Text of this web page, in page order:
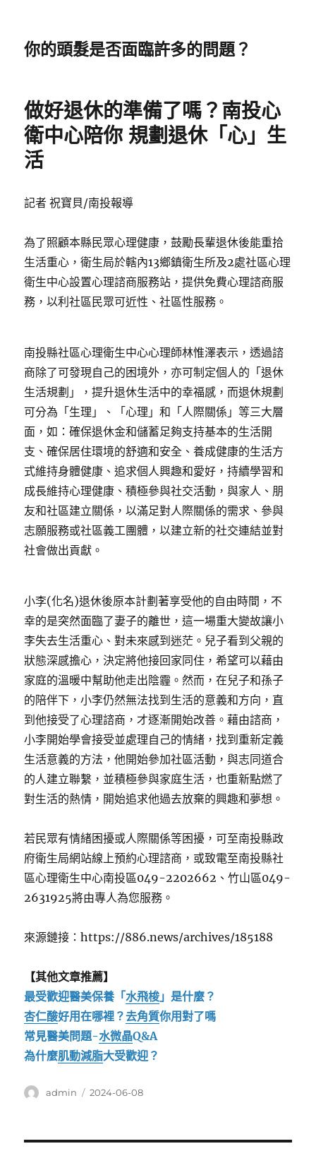
你的頭髮是否面臨許多的問題？
做好退休的準備了嗎？南投心
衛中心陪你 規劃退休「心」生
活
記者 祝寶貝/南投報導
為了照顧本縣民眾心理健康，鼓勵長輩退休後能重拾
生活重心，衛生局於轄內13鄉鎮衛生所及2處社區心理
衛生中心設置心理諮商服務站，提供免費心理諮商服
務，以利社區民眾可近性、社區性服務。
南投縣社區心理衛生中心心理師林惟澤表示，透過諮
商除了可發現自己的困境外，亦可制定個人的「退休
生活規劃」，提升退休生活中的幸福感，而退休規劃
可分為「生理」、「心理」和「人際關係」等三大層
面，如：確保退休金和儲蓄足夠支持基本的生活開
支、確保居住環境的舒適和安全、養成健康的生活方
式維持身體健康、追求個人興趣和愛好，持續學習和
成長維持心理健康、積極參與社交活動，與家人、朋
友和社區建立關係，以滿足對人際關係的需求、參與
志願服務或社區義工團體，以建立新的社交連結並對
社會做出貢獻。
小李(化名)退休後原本計劃著享受他的自由時間，不
幸的是突然面臨了妻子的離世，這一場重大變故讓小
李失去生活重心、對未來感到迷茫。兒子看到父親的
狀態深感擔心，決定將他接回家同住，希望可以藉由
家庭的溫暖中幫助他走出陰霾。然而，在兒子和孫子
的陪伴下，小李仍然無法找到生活的意義和方向，直
到他接受了心理諮商，才逐漸開始改善。藉由諮商，
小李開始學會接受並處理自己的情緒，找到重新定義
生活意義的方法，他開始參加社區活動，與志同道合
的人建立聯繫，並積極參與家庭生活，也重新點燃了
對生活的熱情，開始追求他過去放棄的興趣和夢想。
若民眾有情緒困擾或人際關係等困擾，可至南投縣政
府衛生局網站線上預約心理諮商，或致電至南投縣社
區心理衛生中心南投區049-2202662、竹山區049-
2631925將由專人為您服務。
來源鏈接：https://886.news/archives/185188
【其他文章推薦】
最受歡迎醫美保養「水飛梭 」是什麼？
杏仁酸好用在哪裡？去角質你用對了嗎
常見醫美問題-水微晶Q&A
為什麼肌動減脂大受歡迎？
作
admin
發
2024-06-08